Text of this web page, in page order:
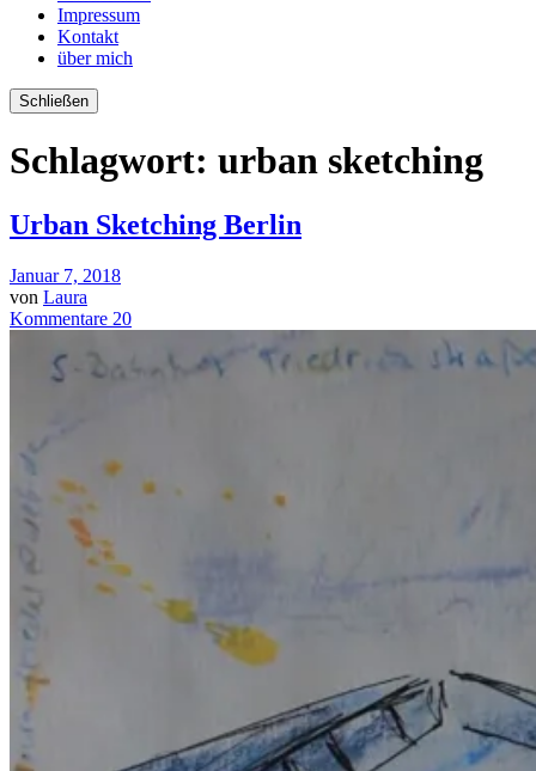
Impressum
Kontakt
über mich
Schließen
Schlagwort: urban sketching
Urban Sketching Berlin
Januar 7, 2018
von Laura
Kommentare 20